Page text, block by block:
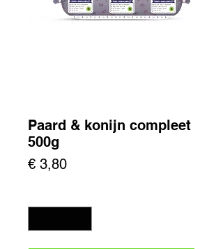
Paard & konijn compleet
500g
€ 3,80Prijs